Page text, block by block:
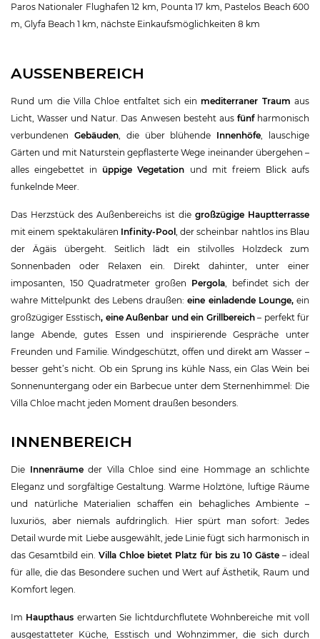
Paros Nationaler Flughafen 12 km, Pounta 17 km, Pastelos Beach 600
m, Glyfa Beach 1 km, nächste Einkaufsmöglichkeiten 8 km
AUSSENBEREICH
Rund um die Villa Chloe entfaltet sich ein mediterraner Traum aus
Licht, Wasser und Natur. Das Anwesen besteht aus fünfharmonisch
verbundenen Gebäuden, die über blühende Innenhöfe , lauschige
Gärten und mit Naturstein gepflasterte Wege ineinander übergehen –
alles eingebettet in üppige Vegetation und mit freiem Blick aufs
funkelnde Meer.
Das Herzstück des Außenbereichs ist die großzügige Hauptterrasse
mit einem spektakulären Infinity-Pool, der scheinbar nahtlos ins Blau
der Ägäis übergeht. Seitlich lädt ein stilvolles Holzdeck zum
Sonnenbaden oder Relaxen ein. Direkt dahinter, unter einer
imposanten, 150 Quadratmeter großen Pergola, befindet sich der
wahre Mittelpunkt des Lebens draußen:eine einladende Lounge, ein
großzügiger Esstisch, eine Außenbar und ein Grillbereich– perfekt für
lange Abende, gutes Essen und inspirierende Gespräche unter
Freunden und Familie. Windgeschützt, offen und direkt am Wasser –
besser geht’s nicht. Ob ein Sprung ins kühle Nass, ein Glas Wein bei
Sonnenuntergang oder ein Barbecue unter dem Sternenhimmel: Die
Villa Chloe macht jeden Moment draußen besonders.
INNENBEREICH
Die Innenräumeder Villa Chloe sind eine Hommage an schlichte
Eleganz und sorgfältige Gestaltung. Warme Holztöne, luftige Räume
und natürliche Materialien schaffen ein behagliches Ambiente –
luxuriös, aber niemals aufdringlich. Hier spürt man sofort: Jedes
Detail wurde mit Liebe ausgewählt, jede Linie fügt sich harmonisch in
das Gesamtbild ein.Villa Chloe bietet Platz für bis zu 10 Gäste– ideal
für alle, die das Besondere suchen und Wert auf Ästhetik, Raum und
Komfort legen.
Im Haupthaus erwarten Sie lichtdurchflutete Wohnbereiche mit voll
ausgestatteter Küche, Esstisch und Wohnzimmer, die sich durch